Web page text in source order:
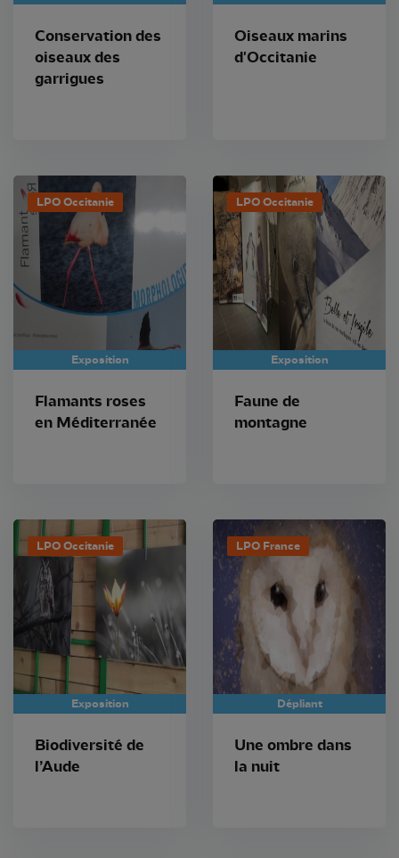
Conservation des
oiseaux des
garrigues
Oiseaux marins
d'Occitanie
LPO Occitanie
Exposition
Flamants roses
en Méditerranée
LPO Occitanie
Exposition
Faune de
montagne
LPO Occitanie
Exposition
Biodiversité de
l’Aude
LPO France
Dépliant
Une ombre dans
la nuit